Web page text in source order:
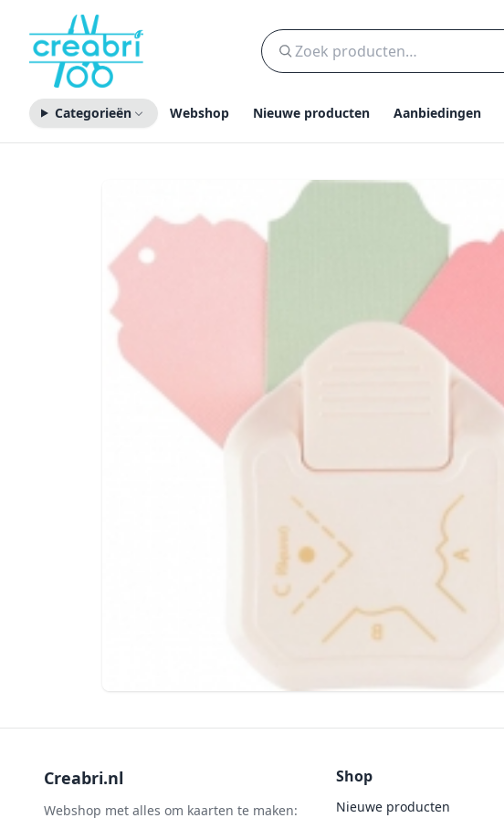
Categorieën Webshop Nieuwe producten Aanbiedingen
Creabri.nl
Webshop met alles om kaarten te maken:
Shop
Nieuwe producten